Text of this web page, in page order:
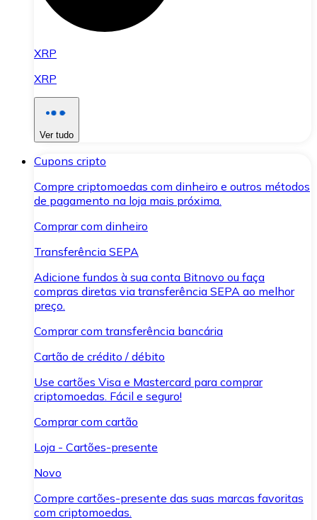
XRP
XRP
Ver tudo
Cupons cripto
Compre criptomoedas com dinheiro e outros métodos
de pagamento na loja mais próxima.
Comprar com dinheiro
Transferência SEPA
Adicione fundos à sua conta Bitnovo ou faça
compras diretas via transferência SEPA ao melhor
preço.
Comprar com transferência bancária
Cartão de crédito / débito
Use cartões Visa e Mastercard para comprar
criptomoedas. Fácil e seguro!
Comprar com cartão
Loja - Cartões-presente
Novo
Compre cartões-presente das suas marcas favoritas
com criptomoedas.